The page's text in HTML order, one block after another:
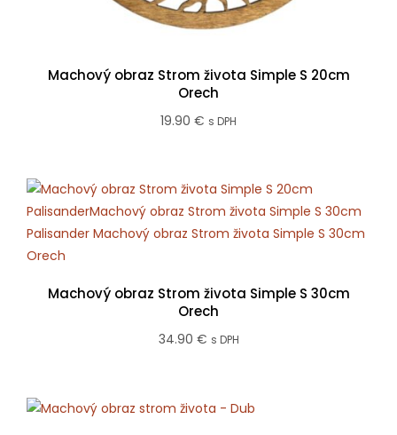
Machový obraz Strom života Simple S 20cm
Orech
19.90 € s DPH
Machový obraz Strom života Simple S 30cm
Orech
34.90 € s DPH